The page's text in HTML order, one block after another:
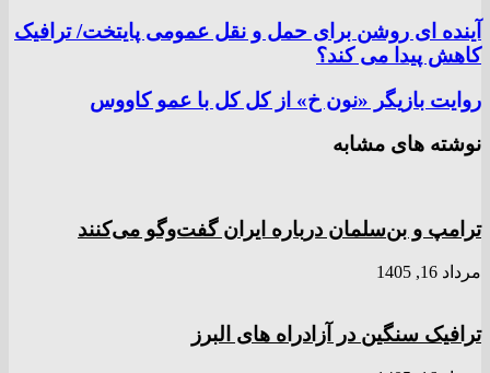
آینده ای روشن برای حمل و نقل عمومی پایتخت/ ترافیک
کاهش پیدا می کند؟
روایت بازیگر «نون خ» از کل کل با عمو کاووس
نوشته های مشابه
ترامپ و بن‌سلمان درباره ایران گفت‌و‌گو می‌کنند
مرداد 16, 1405
ترافیک سنگین در آزادراه های البرز